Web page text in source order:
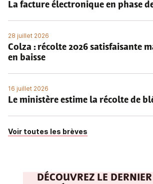
La facture électronique en phase
28 juillet 2026
Colza : récolte 2026 satisfaisante
en baisse
16 juillet 2026
Le ministère estime la récolte de
Voir toutes les brèves
DÉCOUVREZ LE DERNIER